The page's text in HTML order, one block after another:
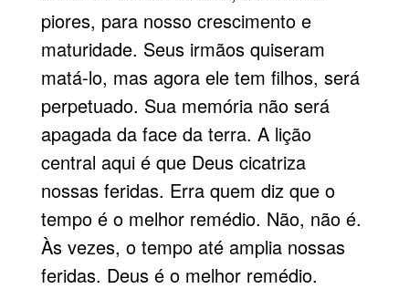
piores, para nosso crescimento e
maturidade. Seus irmãos quiseram
matá-lo, mas agora ele tem filhos, será
perpetuado. Sua memória não será
apagada da face da terra. A lição
central aqui é que Deus cicatriza
nossas feridas. Erra quem diz que o
tempo é o me­lhor remédio. Não, não é.
Às vezes, o tempo até amplia nossas
feridas. Deus é o melhor remédio.